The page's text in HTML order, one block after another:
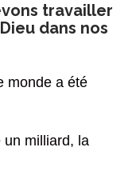
travailler
dans nos
monde a été
un milliard, la